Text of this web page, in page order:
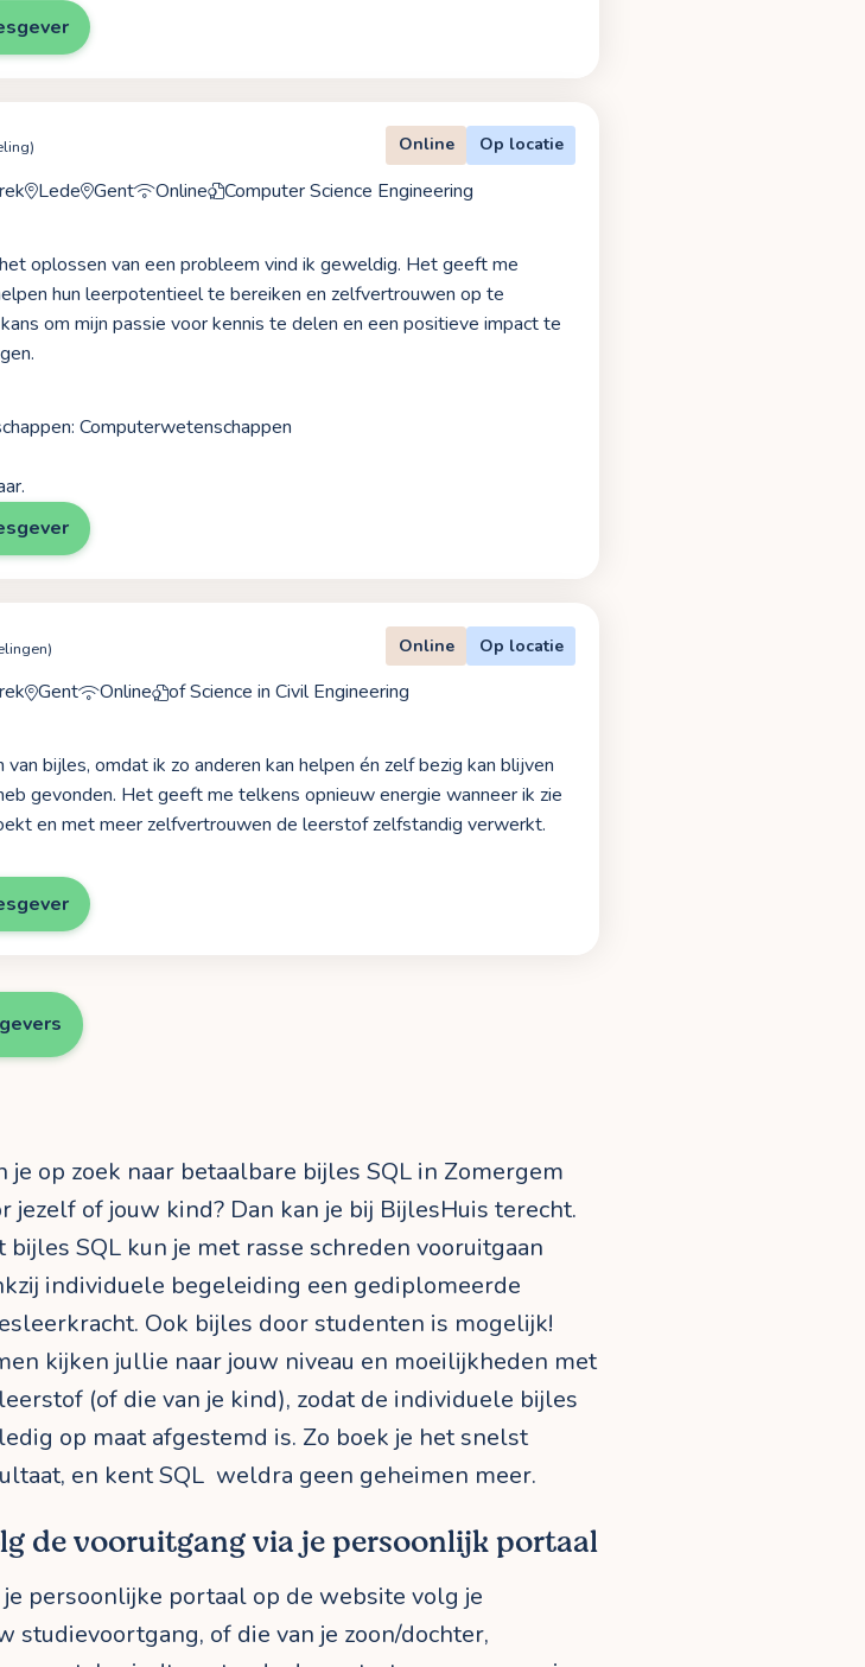
Online Op locatie
Lede Gent Online Computer Science Engineering
oplossen van een probleem vind ik geweldig. Het geeft me
hun leerpotentieel te bereiken en zelfvertrouwen op te
om mijn passie voor kennis te delen en een positieve impact te
Computerwetenschappen
Online Op locatie
Gent Online of Science in Civil Engineering
bijles, omdat ik zo anderen kan helpen én zelf bezig kan blijven
gevonden. Het geeft me telkens opnieuw energie wanneer ik zie
en met meer zelfvertrouwen de leerstof zelfstandig verwerkt.
je op zoek naar betaalbare bijles SQL in Zomergem
jezelf of jouw kind? Dan kan je bij BijlesHuis terecht.
bijles SQL kun je met rasse schreden vooruitgaan
individuele begeleiding een gediplomeerde
Ook bijles door studenten is mogelijk!
kijken jullie naar jouw niveau en moeilijkheden met
(of die van je kind), zodat de individuele bijles
op maat afgestemd is. Zo boek je het snelst
en kent SQL weldra geen geheimen meer.
de vooruitgang via je persoonlijk portaal
je persoonlijke portaal op de website volg je
studievoortgang, of die van je zoon/dochter,